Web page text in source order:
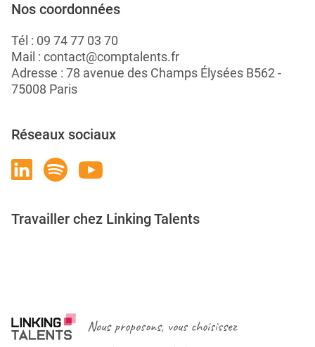
Nos coordonnées
Tél : 09 74 77 03 70
Mail : contact@comptalents.fr
Adresse : 78 avenue des Champs Élysées B562 -
75008 Paris
Réseaux sociaux
Travailler chez Linking Talents
Nous proposons, vous choisissez